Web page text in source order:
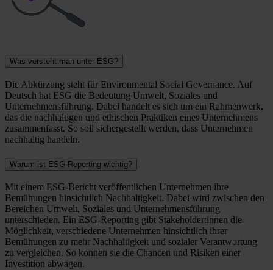
Was versteht man unter ESG?
Die Abkürzung steht für Environmental Social Governance. Auf
Deutsch hat ESG die Bedeutung Umwelt, Soziales und
Unternehmensführung. Dabei handelt es sich um ein Rahmenwerk,
das die nachhaltigen und ethischen Praktiken eines Unternehmens
zusammenfasst. So soll sichergestellt werden, dass Unternehmen
nachhaltig handeln.
Warum ist ESG-Reporting wichtig?
Mit einem ESG-Bericht veröffentlichen Unternehmen ihre
Bemühungen hinsichtlich Nachhaltigkeit. Dabei wird zwischen den
Bereichen Umwelt, Soziales und Unternehmensführung
unterschieden. Ein ESG-Reporting gibt Stakeholder:innen die
Möglichkeit, verschiedene Unternehmen hinsichtlich ihrer
Bemühungen zu mehr Nachhaltigkeit und sozialer Verantwortung
zu vergleichen. So können sie die Chancen und Risiken einer
Investition abwägen.